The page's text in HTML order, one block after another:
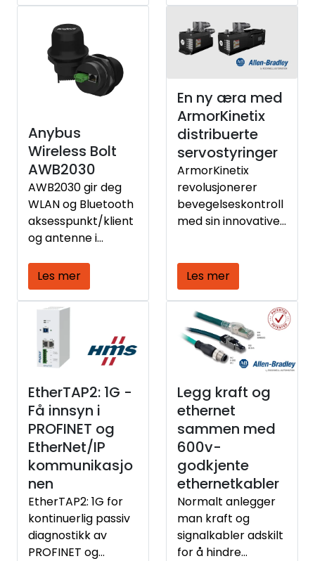
Anybus
Wireless Bolt
AWB2030
AWB2030 gir deg
WLAN og Bluetooth
aksesspunkt/klient
og antenne i
Les mer
En ny æra med
ArmorKinetix
distribuerte
servostyringer
ArmorKinetix
revolusjonerer
bevegelseskontroll
med sin innovative,
avanserte
sikkerhetsfunksjone
r
Les mer
EtherTAP2: 1G -
Få innsyn i
PROFINET og
EtherNet/IP
kommunikasjo
nen
EtherTAP2: 1G for
kontinuerlig passiv
diagnostikk av
PROFINET og
Legg kraft og
ethernet
sammen med
600v-
godkjente
ethernetkabler
Normalt anlegger
man kraft og
signalkabler adskilt
for å hindre